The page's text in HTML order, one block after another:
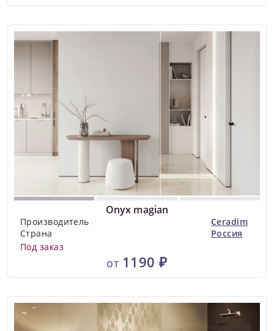
Onyx magian
Производитель
Ceradim
Страна
Россия
Под заказ
от 1190 ₽